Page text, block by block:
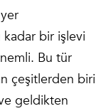
bir işlevi
Bu tür
çeşitlerden biri
geldikten